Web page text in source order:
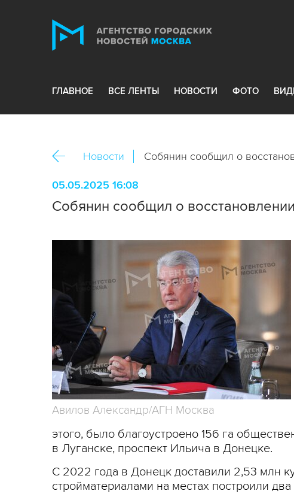
ГЛАВНОЕ ВСЕ ЛЕНТЫ НОВОСТИ ФОТО
Новости Собянин сообщил о
05.05.2025 16:08
Собянин сообщил о
Авилов Александр/АГН Москва
этого, было благоустроено 156 га
в Луганске, проспект Ильича в Донецке.
С 2022 года в Донецк доставили 2,53 млн
стройматериалами на местах построили